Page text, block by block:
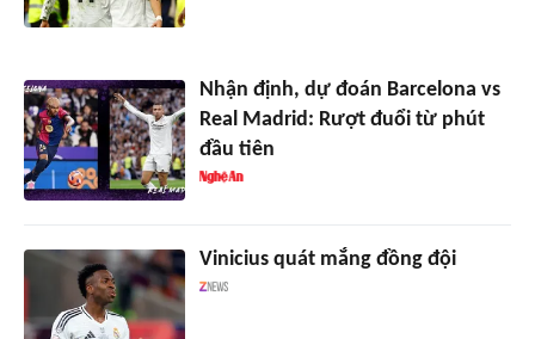
Nhận định, dự đoán Barcelona vs
Real Madrid: Rượt đuổi từ phút
đầu tiên
Vinicius quát mắng đồng đội